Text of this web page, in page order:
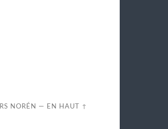
NORÉN — EN HAUT ↑